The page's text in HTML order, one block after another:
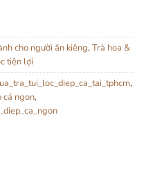
cho người ăn kiêng, Trà hoa &
tiện lợi
,
cá ngon,